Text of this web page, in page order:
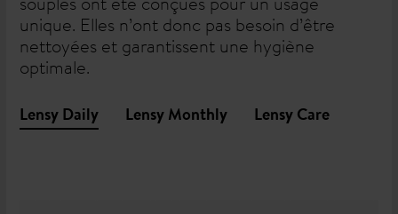
unique. Elles n’ont donc pas besoin d’être
nettoyées et garantissent une hygiène
optimale.
Lensy Daily Lensy Monthly Lensy Care